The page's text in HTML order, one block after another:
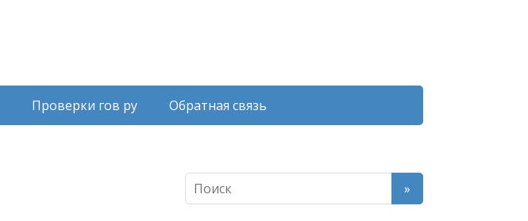
Проверки гов ру Обратная связь